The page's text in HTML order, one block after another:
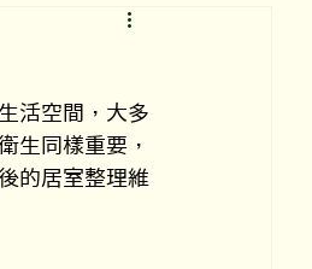
活空間，大多
生同樣重要，
的居室整理維